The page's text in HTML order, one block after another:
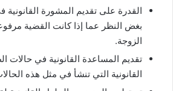
القدرة على تقديم المشورة
بغض النظر عما إذا كانت القضية
الزوجة.
تقديم المساعدة القانونية في حالات
القانونية التي تنشأ في مثل هذه